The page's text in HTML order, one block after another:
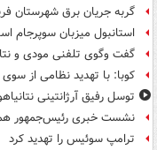
گربه جریان برق شهرستان
استانبول میزبان سوپرجام
گفت وگوی تلفنی مودی و
کوبا: با تهدید نظامی از
توسل رفیق آرژانتینی
نشست خبری رئیس‌جمهور
ترامپ سوئیس را تهدید کرد